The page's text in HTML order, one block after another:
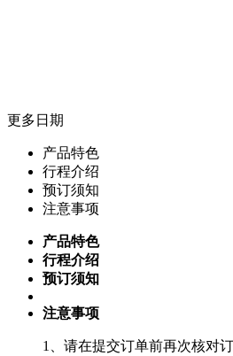
更多日期
产品特色
行程介绍
预订须知
注意事项
产品特色
行程介绍
预订须知
注意事项
1、请在提交订单前再次核对